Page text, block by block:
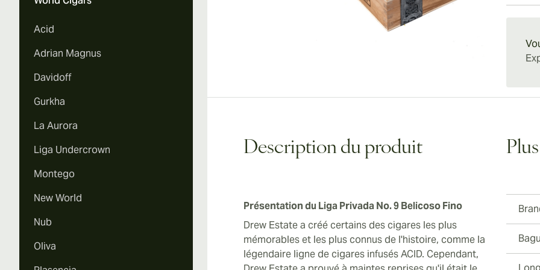
Acid
Adrian Magnus
Davidoff
Gurkha
La Aurora
Liga Undercrown
Montego
New World
Nub
Oliva
par
un
Description du produit
Présentation du Liga Privada No. 9 Belicoso Fino
Drew Estate a créé certains des cigares les plus
mémorables et les plus connus de l'histoire, comme la
légendaire ligne de cigares infusés ACID. Cependant,